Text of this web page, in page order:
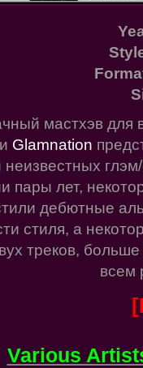
мастхэв для
Glamnation
пары лет,
дебютные
стиля, а
треков,
всем
Various